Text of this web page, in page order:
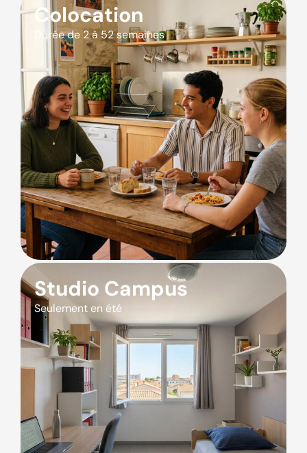
Colocation
Durée de 2 à 52 semaines
Studio Campus
Seulement en été